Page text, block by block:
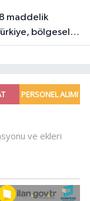
bölgesel